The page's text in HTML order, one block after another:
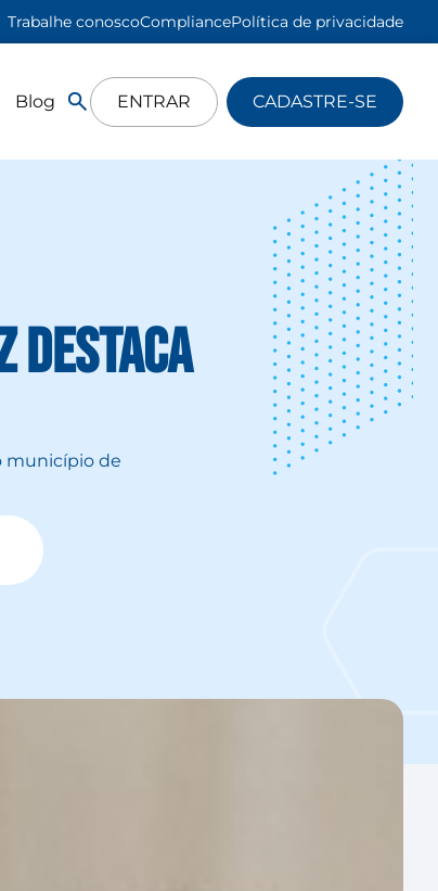
Trabalhe conoscoCompliancePolítica de privacidade
Blog ENTRAR CADASTRE-SE
destaca
município de